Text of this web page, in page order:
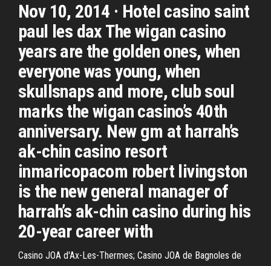
Nov 10, 2014 · Hotel casino saint
paul les dax The wigan casino
years are the golden ones, when
everyone was young, when
skullsnaps and more, club soul
marks the wigan casino’s 40th
anniversary. New gm at harrah’s
ak-chin casino resort
inmaricopacom robert livingston
is the new general manager of
harrah’s ak-chin casino during his
20-year career with
Casino JOA d'Ax-Les-Thermes; Casino JOA de Bagnoles de